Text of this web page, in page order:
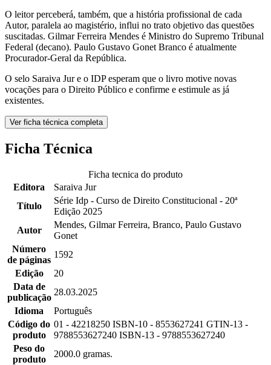
O leitor perceberá, também, que a história profissional de cada
Autor, paralela ao magistério, influi no trato objetivo das questões
suscitadas. Gilmar Ferreira Mendes é Ministro do Supremo Tribunal
Federal (decano). Paulo Gustavo Gonet Branco é atualmente
Procurador-Geral da República.
O selo Saraiva Jur e o IDP esperam que o livro motive novas
vocações para o Direito Público e confirme e estimule as já
existentes.
Ver ficha técnica completa
Ficha Técnica
Ficha tecnica do produto
Editora
Saraiva Jur
Título
Série Idp - Curso de Direito Constitucional - 20ª
Edição 2025
Autor
Mendes, Gilmar Ferreira, Branco, Paulo Gustavo
Gonet
Número
de páginas
1592
Edição
20
Data de
publicação
28.03.2025
Idioma
Português
Código do
produto
01 - 42218250 ISBN-10 - 8553627241 GTIN-13 -
9788553627240 ISBN-13 - 9788553627240
Peso do
produto
2000.0 gramas.